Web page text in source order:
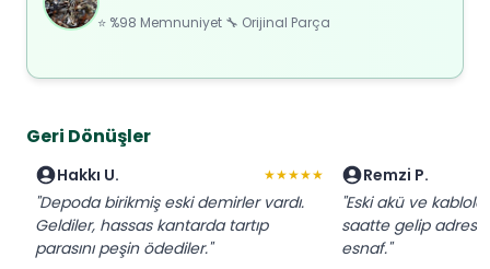
⭐ %98 Memnuniyet 🔧 Orijinal Parça
Geri Dönüşler
Hakkı U. ★★★★★
"Depoda birikmiş eski demirler vardı.
Geldiler, hassas kantarda tartıp
parasını peşin ödediler."
Remzi P.
"Eski akü ve
saatte gelip
esnaf."